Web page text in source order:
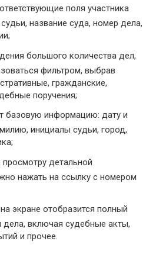
поля участника
название суда, номер дела,
большого количества дел,
фильтром, выбрав
гражданские,
поручения;
базовую информацию: дату и
инициалы судьи, город,
детальной
нажать на ссылку с номером
экране отобразится полный
дела, включая судебные акты,
и прочее.